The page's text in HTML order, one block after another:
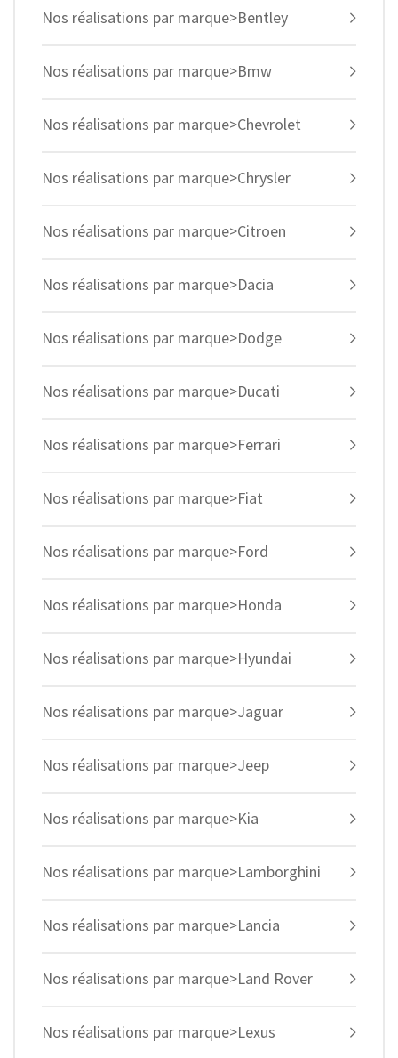
Nos réalisations par marque>Bentley
Nos réalisations par marque>Bmw
Nos réalisations par marque>Chevrolet
Nos réalisations par marque>Chrysler
Nos réalisations par marque>Citroen
Nos réalisations par marque>Dacia
Nos réalisations par marque>Dodge
Nos réalisations par marque>Ducati
Nos réalisations par marque>Ferrari
Nos réalisations par marque>Fiat
Nos réalisations par marque>Ford
Nos réalisations par marque>Honda
Nos réalisations par marque>Hyundai
Nos réalisations par marque>Jaguar
Nos réalisations par marque>Jeep
Nos réalisations par marque>Kia
Nos réalisations par marque>Lamborghini
Nos réalisations par marque>Lancia
Nos réalisations par marque>Land Rover
Nos réalisations par marque>Lexus